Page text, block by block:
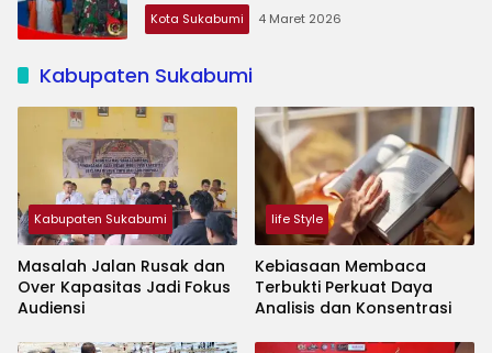
Kota Sukabumi 4 Maret 2026
Kabupaten Sukabumi
Kabupaten Sukabumi
Masalah Jalan Rusak dan
Over Kapasitas Jadi Fokus
Audiensi
life Style
Kebiasaan Membaca
Terbukti Perkuat Daya
Analisis dan Konsentrasi